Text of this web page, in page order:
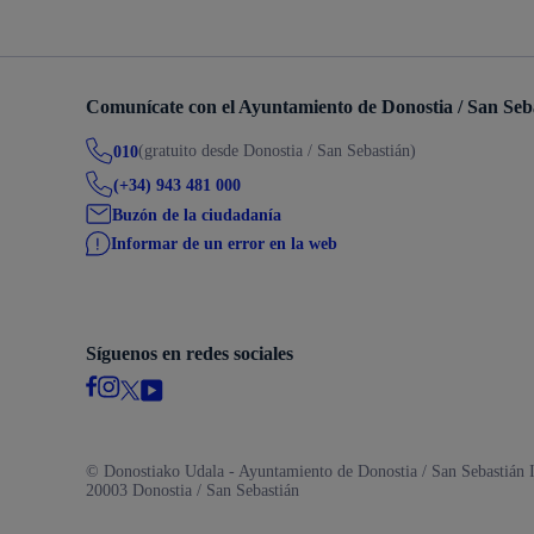
Comunícate con el Ayuntamiento de Donostia / San
010(gratuito desde Donostia / San Sebastián)
(+34) 943 481 000
Buzón de la ciudadanía
Informar de un error en la web
Síguenos en redes sociales
© Donostiako Udala - Ayuntamiento de Donostia / San Sebastián
20003 Donostia / San Sebastián